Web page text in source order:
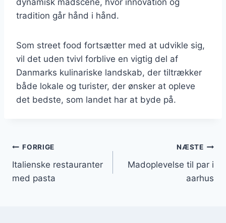
tradition går hånd i hånd.
Som street food fortsætter med at udvikle sig,
vil det uden tvivl forblive en vigtig del af
Danmarks kulinariske landskab, der tiltrækker
både lokale og turister, der ønsker at opleve
det bedste, som landet har at byde på.
Indlægsnavigation
FORRIGE
Italienske restauranter
med pasta
NÆSTE
Madoplevelse til par i
aarhus